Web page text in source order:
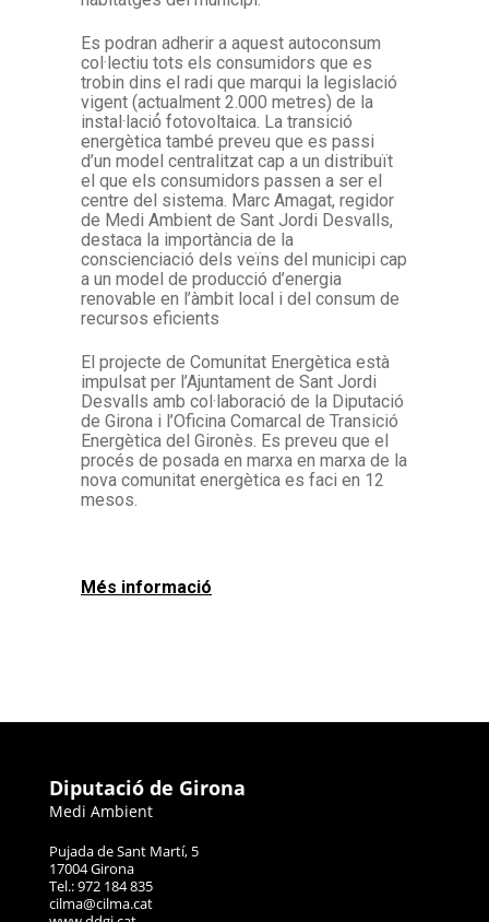
Es podran adherir a aquest autoconsum
col·lectiu tots els consumidors que es
trobin dins el radi que marqui la legislació
vigent (actualment 2.000 metres) de la
instal·lació́ fotovoltaica. La transició
energètica també preveu que es passi
d’un model centralitzat cap a un distribuït
el que els consumidors passen a ser el
centre del sistema. Marc Amagat, regidor
de Medi Ambient de Sant Jordi Desvalls,
destaca la importància de la
conscienciació dels veïns del municipi cap
a un model de producció d’energia
renovable en l’àmbit local i del consum de
recursos eficients
El projecte de Comunitat Energètica està
impulsat per l’Ajuntament de Sant Jordi
Desvalls amb col·laboració de la Diputació
de Girona i l’Oficina Comarcal de Transició
Energètica del Gironès. Es preveu que el
procés de posada en marxa en marxa de la
nova comunitat energètica es faci en 12
mesos.
Més informació
Diputació de Girona
Medi Ambient
Pujada de Sant Martí, 5
17004 Girona
Tel.: 972 184 835
cilma@cilma.cat